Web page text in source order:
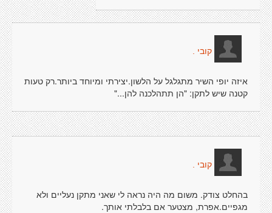
קובי .
איזה יופי השיר מתגלגל על הלשון.יצירתי ומיוחד ביותר.רק טעות
קטנה שיש לתקן: "הן תתהלכנה להן..."
קובי .
בהחלט צודק. משום מה היה נראה לי שאני מתקן נעליים ולא
מגפיים.אפרת, מצטער אם בלבלתי אותך.